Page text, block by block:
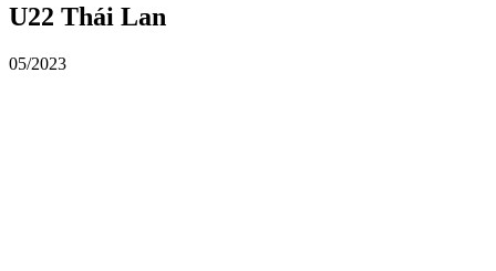
U22 Thái Lan
05/2023